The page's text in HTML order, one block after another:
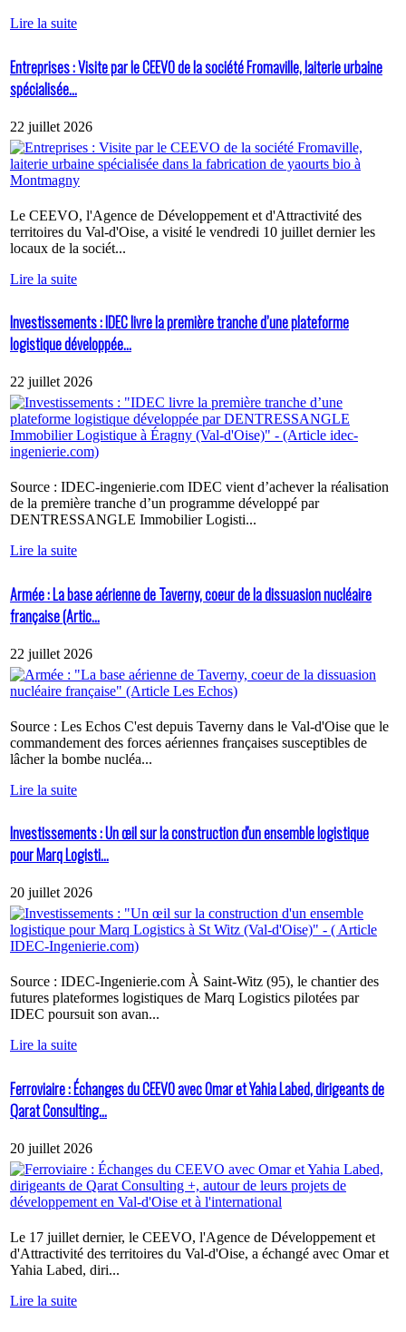
Lire la suite
Entreprises : Visite par le CEEVO de la société Fromaville, laiterie urbaine
spécialisée...
22 juillet 2026
Le CEEVO, l'Agence de Développement et d'Attractivité des
territoires du Val-d'Oise, a visité le vendredi 10 juillet dernier les
locaux de la sociét...
Lire la suite
Investissements : IDEC livre la première tranche d’une plateforme
logistique développée...
22 juillet 2026
Source : IDEC-ingenierie.com IDEC vient d’achever la réalisation
de la première tranche d’un programme développé par
DENTRESSANGLE Immobilier Logisti...
Lire la suite
Armée : La base aérienne de Taverny, coeur de la dissuasion nucléaire
française (Artic...
22 juillet 2026
Source : Les Echos C'est depuis Taverny dans le Val-d'Oise que le
commandement des forces aériennes françaises susceptibles de
lâcher la bombe nucléa...
Lire la suite
Investissements : Un œil sur la construction d'un ensemble logistique
pour Marq Logisti...
20 juillet 2026
Source : IDEC-Ingenierie.com À Saint-Witz (95), le chantier des
futures plateformes logistiques de Marq Logistics pilotées par
IDEC poursuit son avan...
Lire la suite
Ferroviaire : Échanges du CEEVO avec Omar et Yahia Labed, dirigeants de
Qarat Consulting...
20 juillet 2026
Le 17 juillet dernier, le CEEVO, l'Agence de Développement et
d'Attractivité des territoires du Val-d'Oise, a échangé avec Omar et
Yahia Labed, diri...
Lire la suite